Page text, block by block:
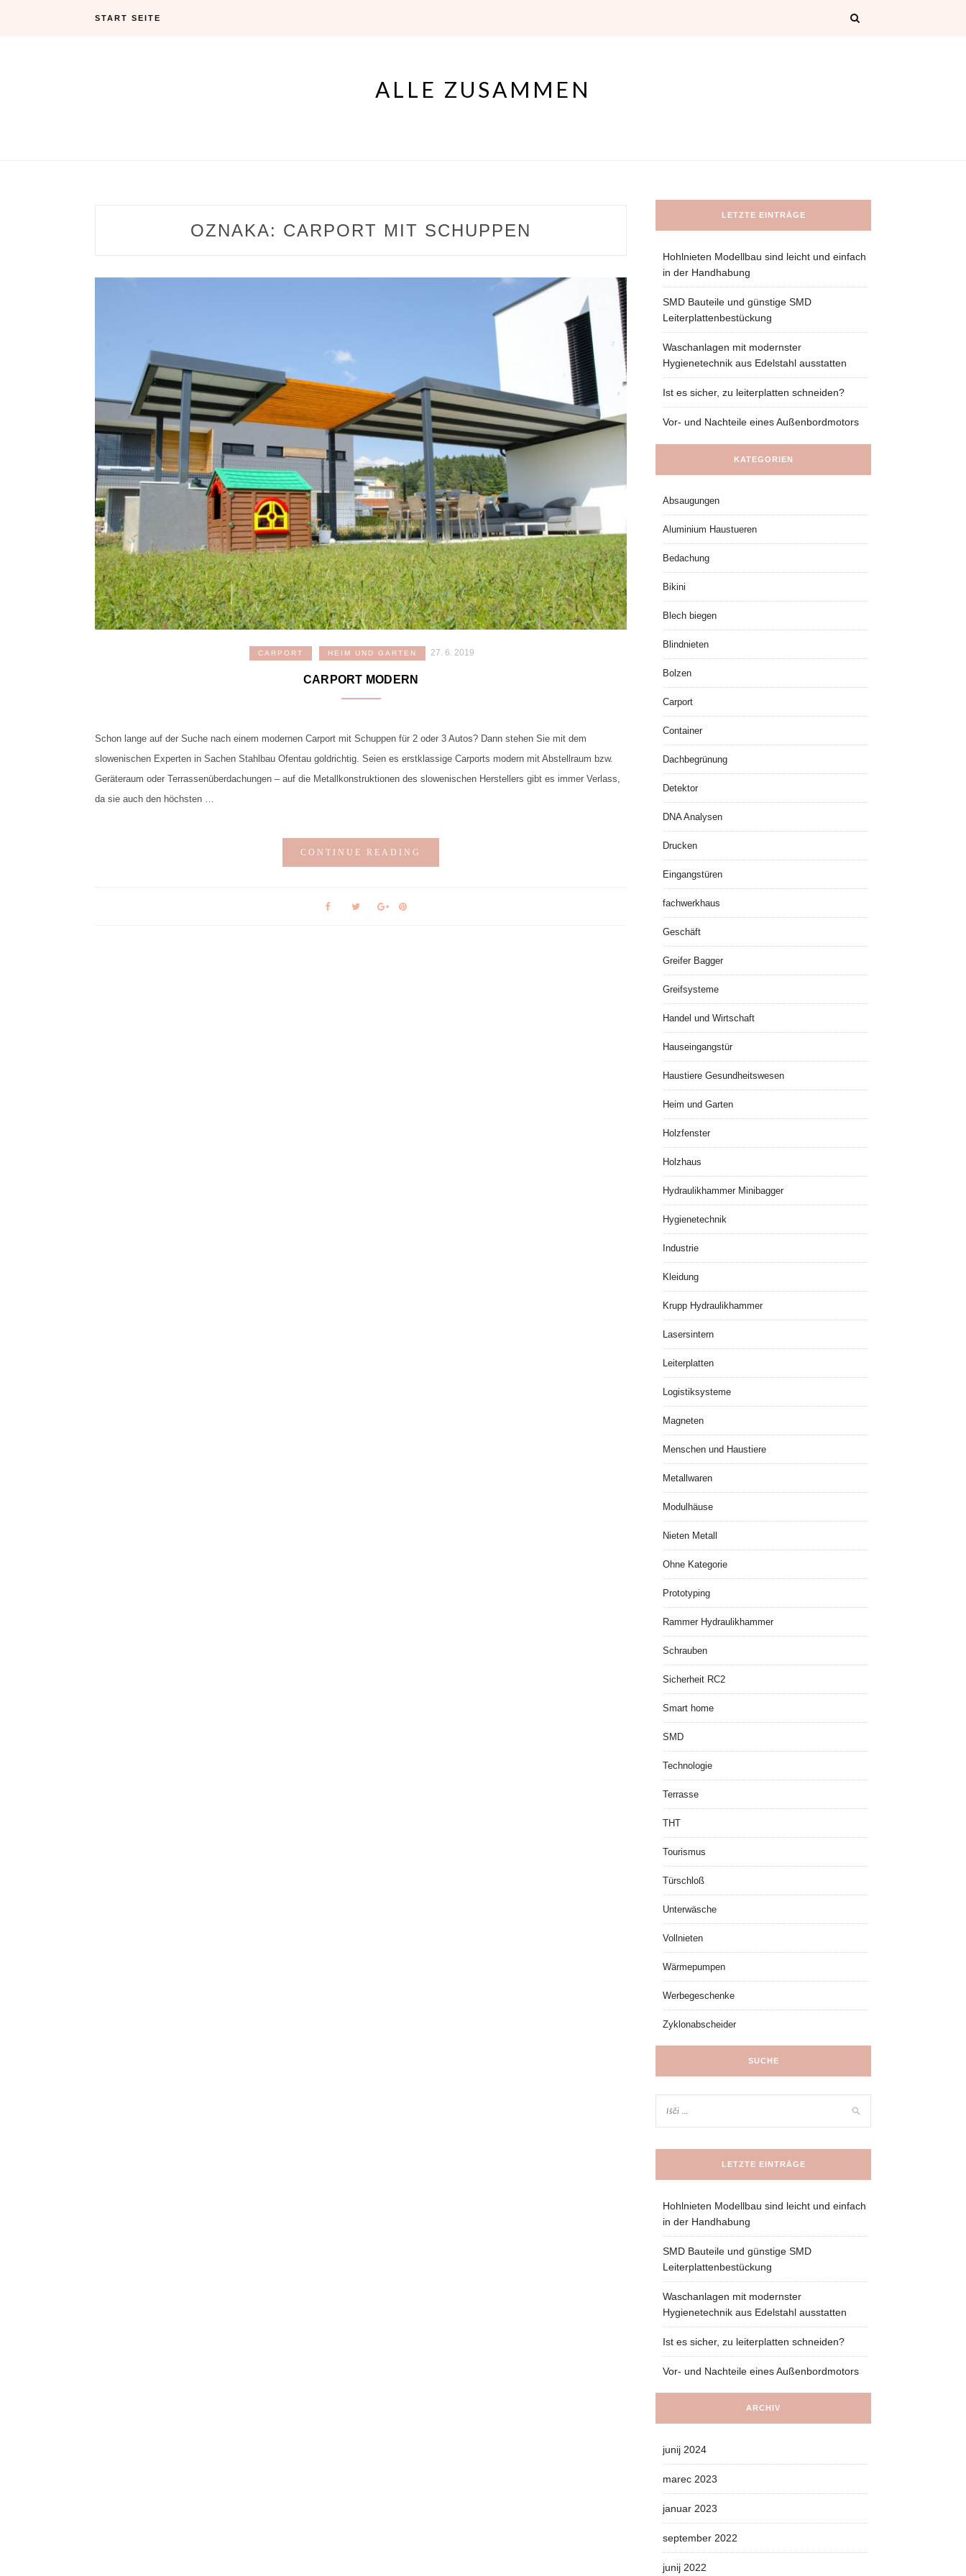
START SEITE
ALLE ZUSAMMEN
OZNAKA: CARPORT MIT SCHUPPEN
CARPORT HEIM UND GARTEN 27. 6. 2019
CARPORT MODERN
Schon lange auf der Suche nach einem modernen Carport mit Schuppen für 2 oder 3 Autos? Dann stehen Sie mit dem
slowenischen Experten in Sachen Stahlbau Ofentau goldrichtig. Seien es erstklassige Carports modern mit Abstellraum bzw.
Geräteraum oder Terrassenüberdachungen – auf die Metallkonstruktionen des slowenischen Herstellers gibt es immer Verlass,
da sie auch den höchsten …
CONTINUE READING
LETZTE EINTRÄGE
Hohlnieten Modellbau sind leicht und einfach
in der Handhabung
SMD Bauteile und günstige SMD
Leiterplattenbestückung
Waschanlagen mit modernster
Hygienetechnik aus Edelstahl ausstatten
Ist es sicher, zu leiterplatten schneiden?
Vor- und Nachteile eines Außenbordmotors
KATEGORIEN
Absaugungen
Aluminium Haustueren
Bedachung
Bikini
Blech biegen
Blindnieten
Bolzen
Carport
Container
Dachbegrünung
Detektor
DNA Analysen
Drucken
Eingangstüren
fachwerkhaus
Geschäft
Greifer Bagger
Greifsysteme
Handel und Wirtschaft
Hauseingangstür
Haustiere Gesundheitswesen
Heim und Garten
Holzfenster
Holzhaus
Hydraulikhammer Minibagger
Hygienetechnik
Industrie
Kleidung
Krupp Hydraulikhammer
Lasersintern
Leiterplatten
Logistiksysteme
Magneten
Menschen und Haustiere
Metallwaren
Modulhäuse
Nieten Metall
Ohne Kategorie
Prototyping
Rammer Hydraulikhammer
Schrauben
Sicherheit RC2
Smart home
SMD
Technologie
Terrasse
THT
Tourismus
Türschloß
Unterwäsche
Vollnieten
Wärmepumpen
Werbegeschenke
Zyklonabscheider
SUCHE
LETZTE EINTRÄGE
Hohlnieten Modellbau sind leicht und einfach
in der Handhabung
SMD Bauteile und günstige SMD
Leiterplattenbestückung
Waschanlagen mit modernster
Hygienetechnik aus Edelstahl ausstatten
Ist es sicher, zu leiterplatten schneiden?
Vor- und Nachteile eines Außenbordmotors
ARCHIV
junij 2024
marec 2023
januar 2023
september 2022
junij 2022